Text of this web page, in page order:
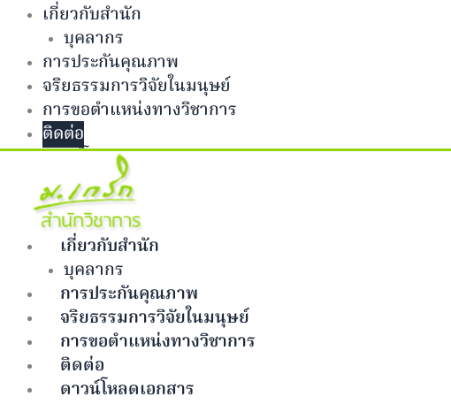
เกี่ยวกับสำนัก
บุคลากร
การประกันคุณภาพ
จริยธรรมการวิจัยในมนุษย์
การขอตำแหน่งทางวิชาการ
ติดต่อ
ดาวน์โหลดเอกสาร
Facebook-f Twitter
Github Bitbucket
เกี่ยวกับสำนัก
บุคลากร
การประกันคุณภาพ
จริยธรรมการวิจัยในมนุษย์
การขอตำแหน่งทางวิชาการ
ติดต่อ
ดาวน์โหลดเอกสาร